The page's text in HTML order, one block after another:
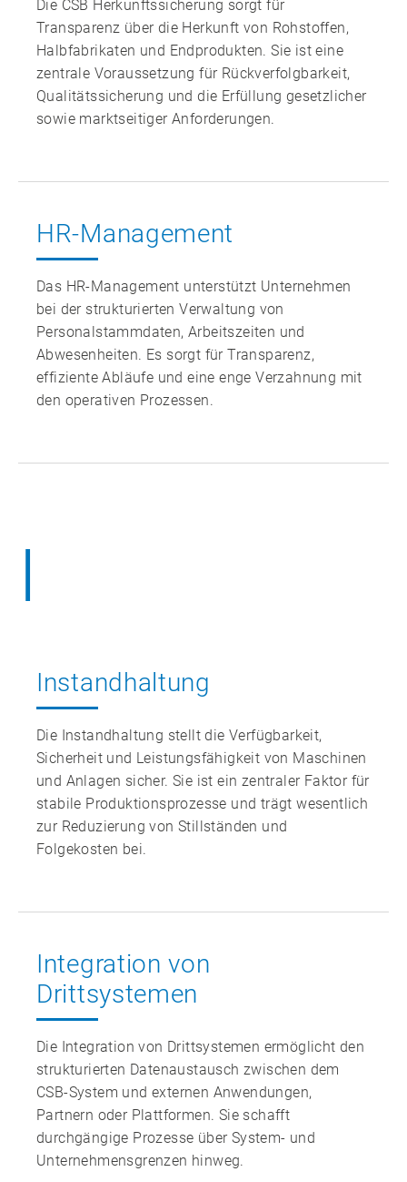
Die CSB Herkunftssicherung sorgt für
Transparenz über die Herkunft von Rohstoffen,
Halbfabrikaten und Endprodukten. Sie ist eine
zentrale Voraussetzung für Rückverfolgbarkeit,
Qualitätssicherung und die Erfüllung gesetzlicher
sowie marktseitiger Anforderungen.
HR‑Management
Das HR‑Management unterstützt Unternehmen
bei der strukturierten Verwaltung von
Personalstammdaten, Arbeitszeiten und
Abwesenheiten. Es sorgt für Transparenz,
effiziente Abläufe und eine enge Verzahnung mit
den operativen Prozessen.
I
Instandhaltung
Die Instandhaltung stellt die Verfügbarkeit,
Sicherheit und Leistungsfähigkeit von Maschinen
und Anlagen sicher. Sie ist ein zentraler Faktor für
stabile Produktionsprozesse und trägt wesentlich
zur Reduzierung von Stillständen und
Folgekosten bei.
Integration von
Drittsystemen
Die Integration von Drittsystemen ermöglicht den
strukturierten Datenaustausch zwischen dem
CSB‑System und externen Anwendungen,
Partnern oder Plattformen. Sie schafft
durchgängige Prozesse über System‑ und
Unternehmensgrenzen hinweg.